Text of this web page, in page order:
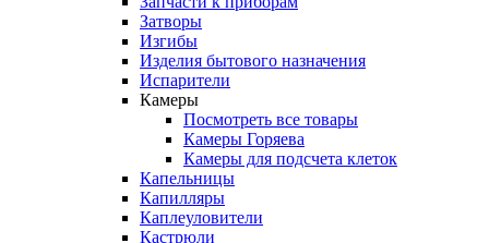
Затворы
Изгибы
Изделия бытового назначения
Испарители
Камеры
Посмотреть все товары
Камеры Горяева
Камеры для подсчета клеток
Капельницы
Капилляры
Каплеуловители
Кастрюли